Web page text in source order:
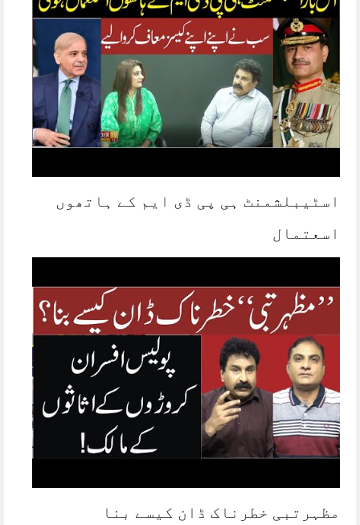
اسٹیبلشمنٹ ہی پی ڈی ایم کے ہاتھوں
اسعتمال
مظہرتبی خطرناک ڈان کیسے بنا